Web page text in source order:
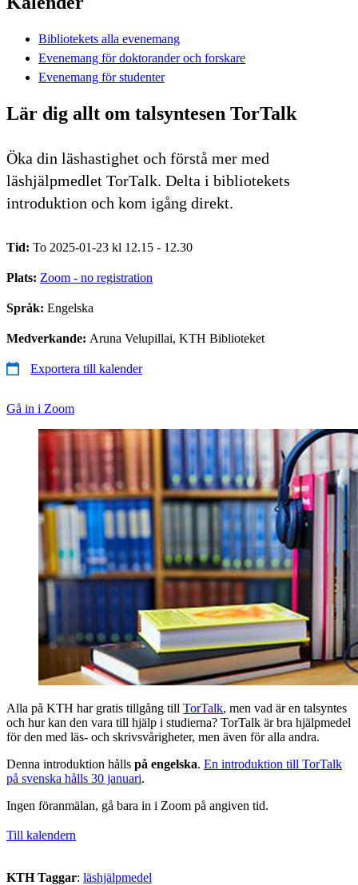
Bibliotekets alla evenemang
Evenemang för doktorander och forskare
Evenemang för studenter
Lär dig allt om talsyntesen TorTalk
Öka din läshastighet och förstå mer med
läshjälpmedlet TorTalk. Delta i bibliotekets
introduktion och kom igång direkt.
Tid: To 2025-01-23 kl 12.15 - 12.30
Plats: Zoom - no registration
Språk: Engelska
Medverkande: Aruna Velupillai, KTH Biblioteket
Exportera till kalender
Gå in i Zoom
Alla på KTH har gratis tillgång till TorTalk, men vad är en talsyntes
och hur kan den vara till hjälp i studierna? TorTalk är bra hjälpmedel
för den med läs- och skrivsvårigheter, men även för alla andra.
Denna introduktion hålls på engelska. En introduktion till TorTalk
på svenska hålls 30 januari.
Ingen föranmälan, gå bara in i Zoom på angiven tid.
Till kalendern
KTH Taggar: läshjälpmedel